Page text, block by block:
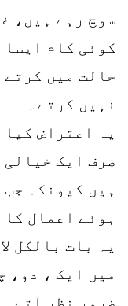
سوچ رہے ہیں،
کوئی کام
حالت میں
نہیں کرتے۔
یہ اعتراض
صرف ایک
ہیں کیونکہ
ہوئے اعمال
یہ بات بالکل
میں ایک ، دو،
ضرور نظر آتے